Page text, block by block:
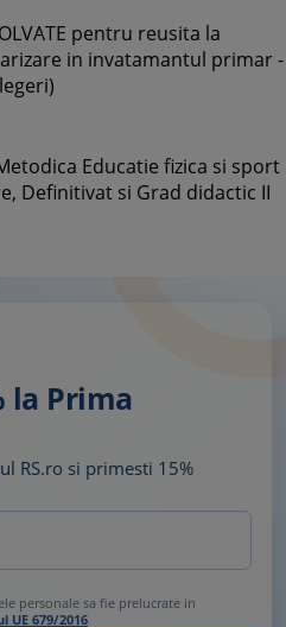
pentru reusita la
in invatamantul primar -
Educatie fizica si sport
Definitivat si Grad didactic II
la Prima
RS.ro si primesti 15%
personale sa fie prelucrate in
UE 679/2016